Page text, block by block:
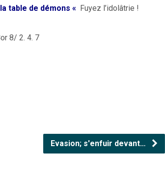
table de démons « Fuyez l’idolâtrie !
8/ 2. 4. 7
Evasion; s'enfuir devant…